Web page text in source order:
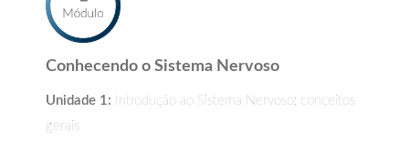
Conhecendo o Sistema Nervoso
Unidade 1: Introdução ao Sistema Nervoso: conceitos
gerais